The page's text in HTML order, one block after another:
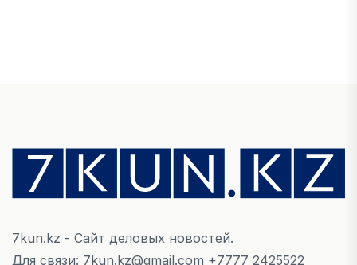
Денежно-кредитная политика влияет не
только на спрос, но и на предложение труда
07 АВГУСТА, 2026
НОВОСТИ
7kun.kz - Сайт деловых новостей.
Для связи: 7kun.kz@gmail.com +7777 2425522